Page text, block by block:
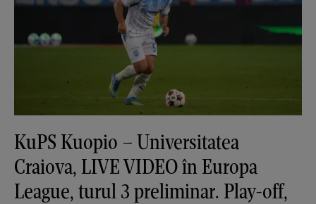
KuPS Kuopio – Universitatea
Craiova, LIVE VIDEO în Europa
League, turul 3 preliminar. Play-off,